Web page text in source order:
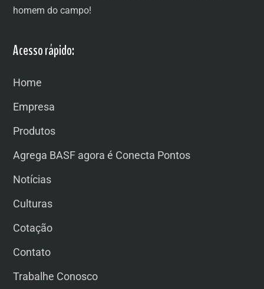
homem do campo!
Acesso rápido:
Home
Empresa
Produtos
Agrega BASF agora é Conecta Pontos
Notícias
Culturas
Cotação
Contato
Trabalhe Conosco